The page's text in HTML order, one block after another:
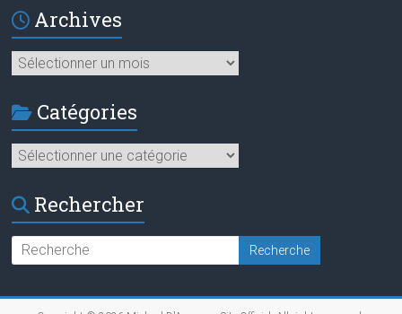
Archives
Archives
Catégories
Catégories
Rechercher